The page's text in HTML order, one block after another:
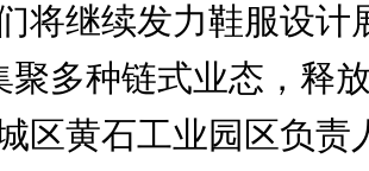
继续发力鞋服设计
聚多种链式业态，释
区黄石工业园区负责